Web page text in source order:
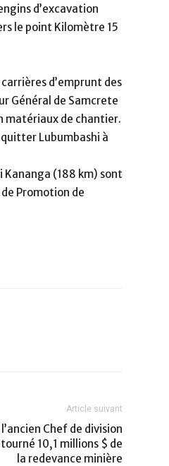
d’excavation
le point Kilomètre 15
d’emprunt des
Général de Samcrete
matériaux de chantier.
Lubumbashi à
(188 km) sont
Promotion de
Article suivant
Chef de division
10,1 millions $ de
la redevance minière